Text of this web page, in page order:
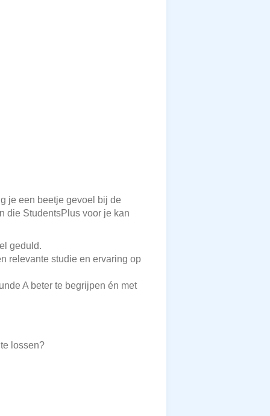
je een beetje gevoel bij de
die StudentsPlus voor je kan
geduld.
relevante studie en ervaring op
A beter te begrijpen én met
lossen?